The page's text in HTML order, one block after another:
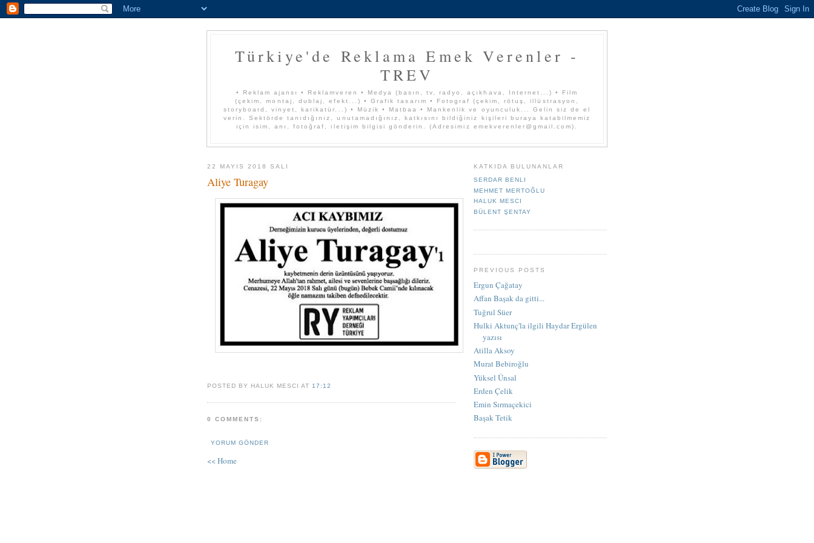
Türkiye'de Reklama Emek Verenler -
TREV
• Reklam ajansı • Reklamveren • Medya (basın, tv, radyo, açıkhava, Internet...) • Film
(çekim, montaj, dublaj, efekt...) • Grafik tasarım • Fotograf (çekim, rötuş, illüstrasyon,
storyboard, vinyet, karikatür...) • Müzik • Matbaa • Mankenlik ve oyunculuk... Gelin siz de el
verin. Sektörde tanıdığınız, unutamadığınız, katkısını bildiğiniz kişileri buraya katabilmemiz
için isim, anı, fotoğraf, iletişim bilgisi gönderin. (Adresimiz emekverenler@gmail.com).
22 MAYIS 2018 SALI
Aliye Turagay
POSTED BY HALUK MESCI AT17:12
0 COMMENTS:
YORUM GÖNDER
<< Home
KATKIDA BULUNANLAR
SERDAR BENLI
MEHMET MERTOĞLU
HALUK MESCI
BÜLENT ŞENTAY
PREVIOUS POSTS
Ergun Çağatay
Affan Başak da gitti...
Tuğrul Süer
Hulki Aktunç'la ilgili Haydar Ergülen
yazısı
Atilla Aksoy
Murat Bebiroğlu
Yüksel Ünsal
Erden Çelik
Emin Sırmaçekici
Başak Tetik